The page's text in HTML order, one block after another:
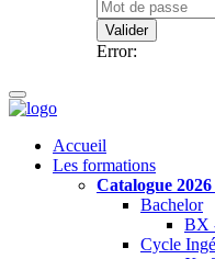
Valider
Error:
Accueil
Les formations
Catalogue 2026
Bachelor
BX
Cycle